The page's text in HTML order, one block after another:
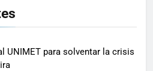
UNIMET para solventar la crisis